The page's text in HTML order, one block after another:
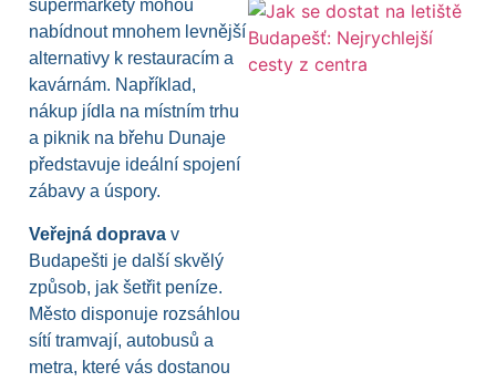
supermarkety mohou
nabídnout mnohem levnější
alternativy k restauracím a
kavárnám. Například,
nákup jídla na místním trhu
a piknik na břehu Dunaje
představuje ideální spojení
zábavy a úspory.
Veřejná doprava v
Budapešti je další skvělý
způsob, jak šetřit peníze.
Město disponuje rozsáhlou
sítí tramvají, autobusů a
metra, které vás dostanou